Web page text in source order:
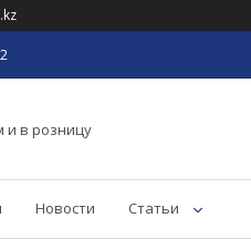
и в розницу
Новости Статьи